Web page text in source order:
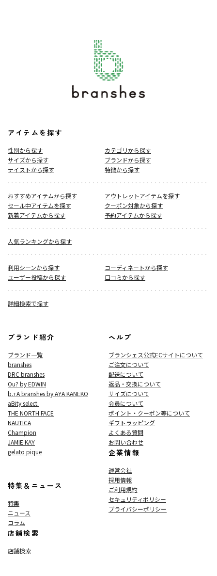
アイテムを探す
性別から探す
カテゴリから探す
サイズから探す
ブランドから探す
テイストから探す
特徴から探す
おすすめアイテムから探す
アウトレットアイテムを探す
セール中アイテムを探す
クーポン対象から探す
新着アイテムから探す
予約アイテムから探す
人気ランキングから探す
利用シーンから探す
コーディネートから探す
ユーザー投稿から探す
口コミから探す
詳細検索で探す
ブランド紹介
ブランド一覧
branshes
DRC branshes
Ou? by EDWIN
b.+A branshes by AYA KANEKO
aBity select.
THE NORTH FACE
NAUTICA
Champion
JAMIE KAY
gelato pique
特集＆ニュース
特集
ニュース
コラム
店舗検索
店舗検索
ヘルプ
ブランシェス公式ECサイトについて
ご注文について
配送について
返品・交換について
サイズについて
会員について
ポイント・クーポン等について
ギフトラッピング
よくある質問
お問い合わせ
企業情報
運営会社
採用情報
ご利用規約
セキュリティポリシー
プライバシーポリシー